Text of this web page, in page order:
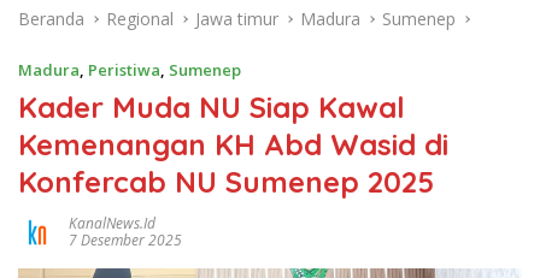
Beranda Regional Jawa timur Madura Sumenep
Madura, Peristiwa, Sumenep
Kader Muda NU Siap Kawal
Kemenangan KH Abd Wasid di
Konfercab NU Sumenep 2025
KanalNews.id
7 Desember 2025